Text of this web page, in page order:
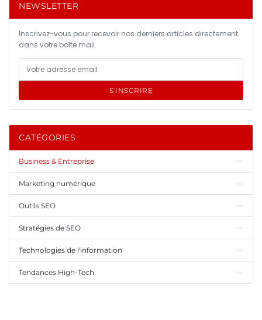
NEWSLETTER
Inscrivez-vous pour recevoir nos derniers articles directement
dans votre boîte mail.
S'INSCRIRE
CATÉGORIES
Business & Entreprise
Marketing numérique
Outils SEO
Stratégies de SEO
Technologies de l'information
Tendances High-Tech